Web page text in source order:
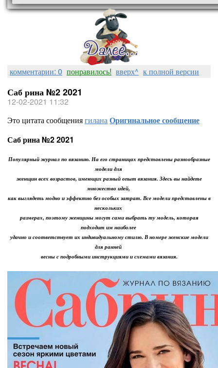
комментарии: 0 понравилось! вверх^ к полной версии
Саб рина №2 2021
12-02-2021 11:32
Это цитата сообщениягиланаОригинальное сообщение
Саб рина №2 2021
Популярный журнал по вязанию. На его страницах представлены разнообразные
модели для
женщин всех возрастов, имеющих разный опыт вязания. Здесь вы найдете
множество идей,
как выглядеть модно и эффектно без особых затрат. Все модели представлены в
нескольких
размерах, поэтому женщины могут сами выбрать ту модель, которая
подходит им наиболее
удачно и соответствует их индивидуальному стилю. В номере женские модели
для ранней
весны с подробными инструкциями и схемами вязания.